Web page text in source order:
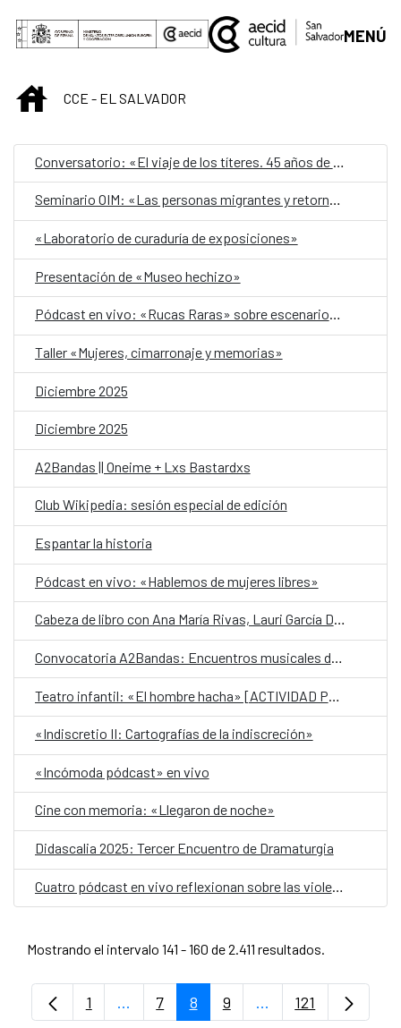
Saltar al contenido principal
MENÚ
INICIOCCE - EL SALVADOR
Seminario OIM: «Las personas migrantes y retornadas como motor de desarrollo»
«Laboratorio de curaduría de exposiciones»
Presentación de «Museo hechizo»
Pódcast en vivo: «Rucas Raras» sobre escenarios seguros para las mujeres
Taller «Mujeres, cimarronaje y memorias»
Diciembre 2025
Diciembre 2025
A2Bandas || Oneime + Lxs Bastardxs
Club Wikipedia: sesión especial de edición
Espantar la historia
Pódcast en vivo: «Hablemos de mujeres libres»
Cabeza de libro con Ana María Rivas, Lauri García Dueñas y Krisma Mancía
Convocatoria A2Bandas: Encuentros musicales del CCESV [2026]
«Indiscretio II: Cartografías de la indiscreción»
«Incómoda pódcast» en vivo
Cine con memoria: «Llegaron de noche»
Didascalia 2025: Tercer Encuentro de Dramaturgia
Cuatro pódcast en vivo reflexionan sobre las violencias que enfrentan las mujeres, migración y espacios seguros en el marco del 25N
Mostrando el intervalo 141 - 160 de 2.411 resultados.
Página
1 ...Páginas intermedias Use TAB para
Página
7 Página
8 Página
9 ...PáginasPágina
121